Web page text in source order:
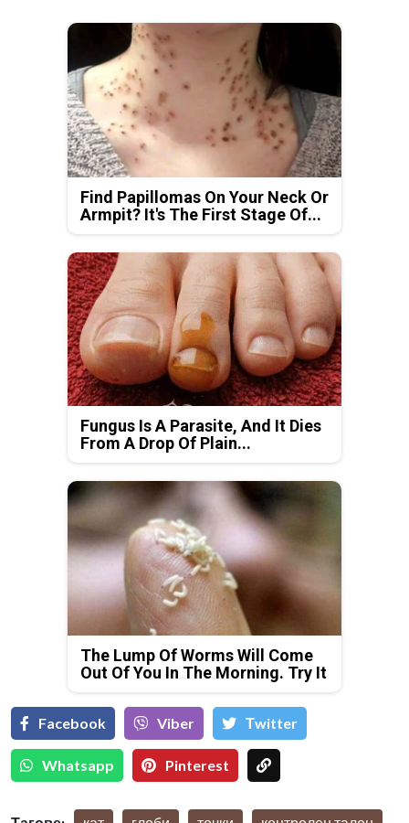
Find Papillomas On Your Neck Or
Armpit? It's The First Stage Of...
Fungus Is A Parasite, And It Dies
From A Drop Of Plain...
The Lump Of Worms Will Come
Out Of You In The Morning. Try It
Facebook Viber Тwitter
Whatsapp Pinterest